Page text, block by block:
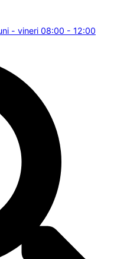
- vineri 08:00 - 12:00